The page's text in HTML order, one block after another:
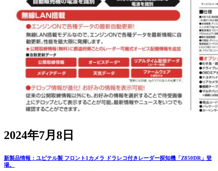
2024年7月8日
新製品情報：ユピテル製 フロント1カメラ ドラレコ付きレーダー探知機「Z850DR」登
場。